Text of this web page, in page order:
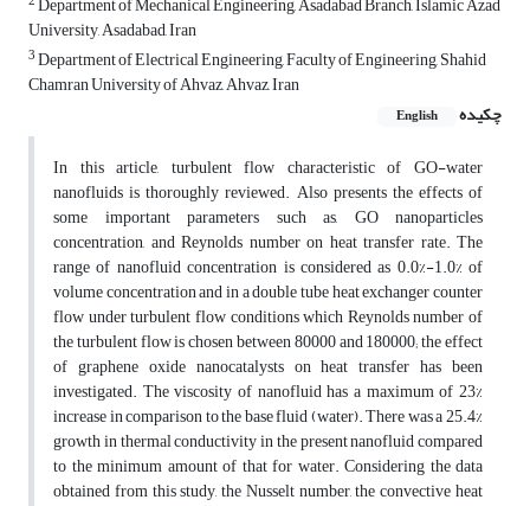
University, Asadabad, Iran
3Department of Electrical Engineering, Faculty of Engineering, Shahid
Chamran University of Ahvaz, Ahvaz, Iran
چکیده
English
In this article, turbulent flow characteristic of GO-water
nanofluids is thoroughly reviewed. Also presents the effects of
some important parameters such as, GO nanoparticles
concentration, and Reynolds number on heat transfer rate. The
range of nanofluid concentration is considered as 0.0%-1.0% of
volume concentration and in a double tube heat exchanger counter
flow under turbulent flow conditions which Reynolds number of
the turbulent flow is chosen between 80000 and 180000; the effect
of graphene oxide nanocatalysts on heat transfer has been
investigated. The viscosity of nanofluid has a maximum of 23%
increase in comparison to the base fluid (water). There was a 25.4%
growth in thermal conductivity in the present nanofluid compared
to the minimum amount of that for water. Considering the data
obtained from this study, the Nusselt number, the convective heat